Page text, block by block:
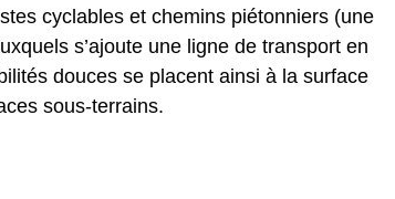
cyclables et chemins piétonniers (une
s’ajoute une ligne de transport en
douces se placent ainsi à la surface
sous-terrains.